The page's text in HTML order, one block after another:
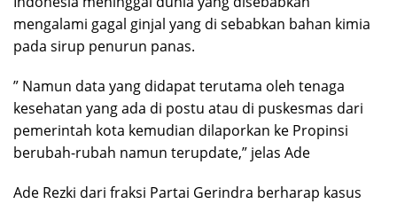
mengalami gagal ginjal yang di sebabkan bahan kimia
pada sirup penurun panas.
” Namun data yang didapat terutama oleh tenaga
kesehatan yang ada di postu atau di puskesmas dari
pemerintah kota kemudian dilaporkan ke Propinsi
berubah-rubah namun terupdate,” jelas Ade
Ade Rezki dari fraksi Partai Gerindra berharap kasus